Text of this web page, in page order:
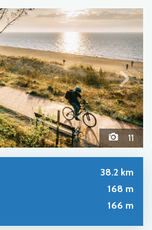
11
38.2 km
168 m
166 m